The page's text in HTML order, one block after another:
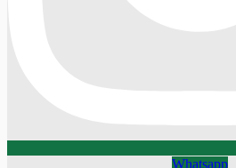
Whatsapp